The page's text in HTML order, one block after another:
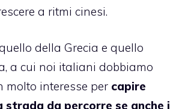
a ritmi cinesi.
della Grecia e quello
a cui noi italiani dobbiamo
molto interesse per capire
strada da percorre se anche i